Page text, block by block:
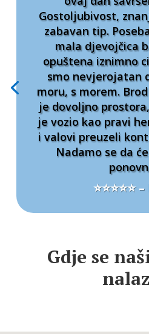
Gostoljubivost,
zabavan tip.
mala djevojčica
opuštena iznimno
smo nevjerojatan
moru, s morem.
je dovoljno
je vozio kao pravi
i valovi preuzeli
Nadamo se da
⭐⭐⭐⭐⭐
Gdje se